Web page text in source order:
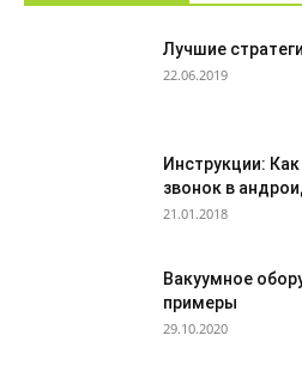
Лучшие
22.06.2019
Инструкции:
звонок в
21.01.2018
Вакуумное
примеры
29.10.2020